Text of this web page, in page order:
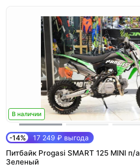
В наличии
-14% 17 249 ₽ выгода
Питбайк Progasi SMART 125 MINI п/а
Зеленый